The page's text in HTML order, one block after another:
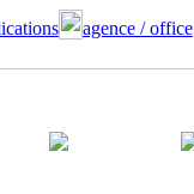
agence / office